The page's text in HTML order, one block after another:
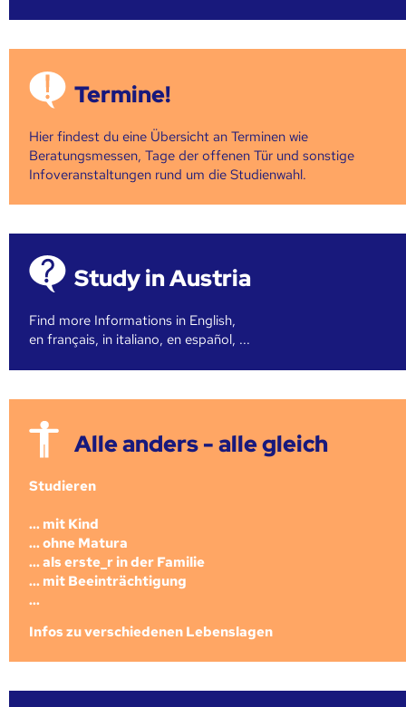
Termine!
Hier findest du eine Übersicht an Terminen wie
Beratungsmessen, Tage der offenen Tür und sonstige
Infoveranstaltungen rund um die Studienwahl.
Study in Austria
Find more Informations in English,
en français, in italiano, en español, ...
Alle anders - alle gleich
Studieren
... mit Kind
... ohne Matura
... als erste_r in der Familie
... mit Beeinträchtigung
...
Infos zu verschiedenen Lebenslagen